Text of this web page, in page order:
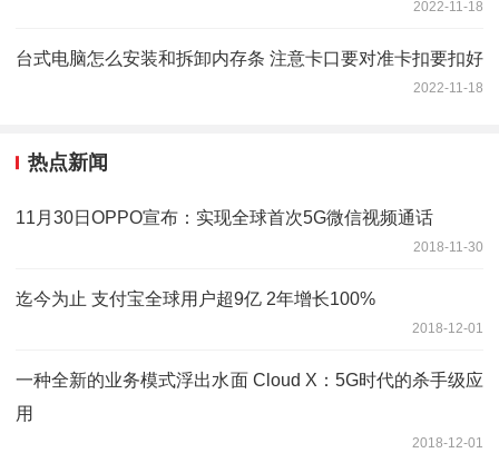
2022-11-18
台式电脑怎么安装和拆卸内存条 注意卡口要对准卡扣要扣好
2022-11-18
热点新闻
11月30日OPPO宣布：实现全球首次5G微信视频通话
2018-11-30
迄今为止 支付宝全球用户超9亿 2年增长100%
2018-12-01
一种全新的业务模式浮出水面 Cloud X：5G时代的杀手级应
用
2018-12-01